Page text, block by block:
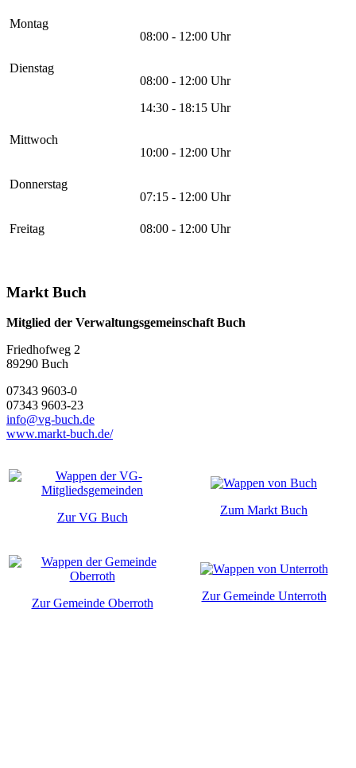
Montag
08:00 - 12:00 Uhr
Dienstag
08:00 - 12:00 Uhr
14:30 - 18:15 Uhr
Mittwoch
10:00 - 12:00 Uhr
Donnerstag
07:15 - 12:00 Uhr
Freitag 08:00 - 12:00 Uhr
Markt Buch
Mitglied der Verwaltungsgemeinschaft Buch
Friedhofweg 2
89290 Buch
07343 9603-0
07343 9603-23
info@vg-buch.de
www.markt-buch.de/
Zur VG Buch
Zum Markt Buch
Zur Gemeinde Oberroth
Zur Gemeinde Unterroth